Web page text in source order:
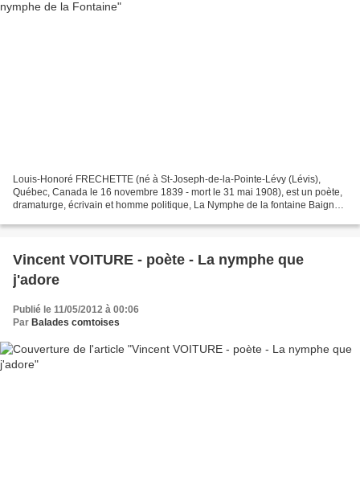
Louis-Honoré FRECHETTE (né à St-Joseph-de-la-Pointe-Lévy (Lévis),
Québec, Canada le 16 novembre 1839 - mort le 31 mai 1908), est un poète,
dramaturge, écrivain et homme politique, La Nymphe de la fontaine Baigne
Vincent VOITURE - poète - La nymphe que
j'adore
Publié le 11/05/2012 à 00:06
Par Balades comtoises